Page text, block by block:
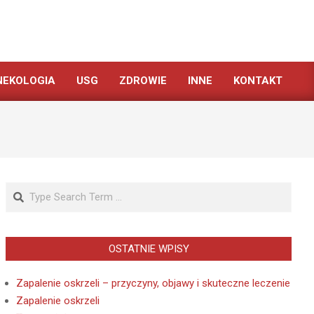
USG ZDROWIE INNE KONTAKT
Search
OSTATNIE WPISY
Zapalenie oskrzeli – przyczyny, objawy i skuteczne leczenie
Zapalenie oskrzeli